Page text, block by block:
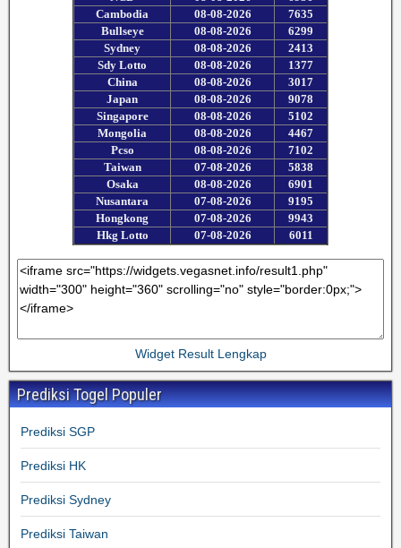
Widget Result Lengkap
Prediksi Togel Populer
Prediksi SGP
Prediksi HK
Prediksi Sydney
Prediksi Taiwan